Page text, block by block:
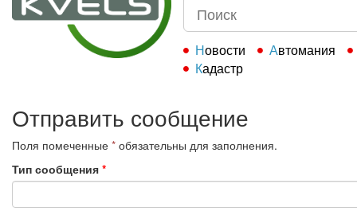
Новости
Автомания
Кадастр
Отправить сообщение
Поля помеченные * обязательны для заполнения.
Тип сообщения *